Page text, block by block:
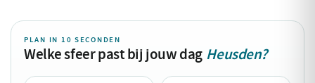
PLAN IN 10 SECONDEN
Welke sfeer past bij jouw dag Heusden?